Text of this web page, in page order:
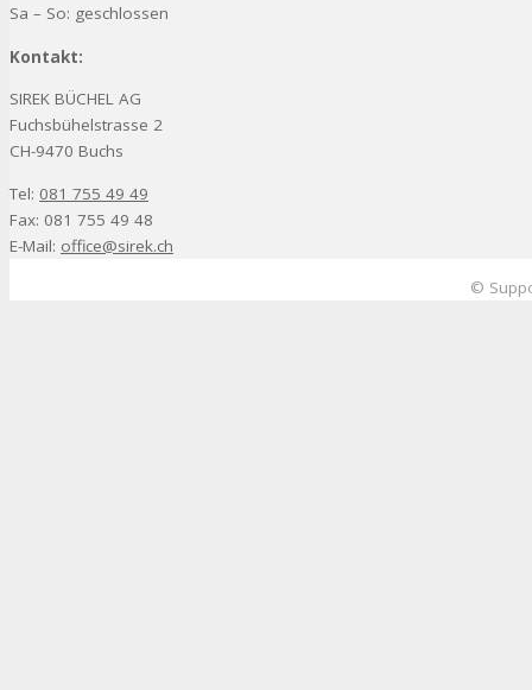
Sa – So: geschlossen
Kontakt:
SIREK BÜCHEL AG
Fuchsbühelstrasse 2
CH-9470 Buchs
Tel: 081 755 49 49
Fax: 081 755 49 48
E-Mail: office@sirek.ch
©